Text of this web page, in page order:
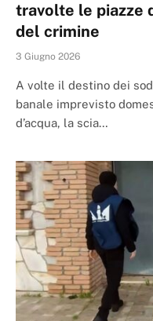
travolte le piazze
del crimine
3 Giugno 2026
A volte il destino dei
banale imprevisto
d’acqua, la scia…